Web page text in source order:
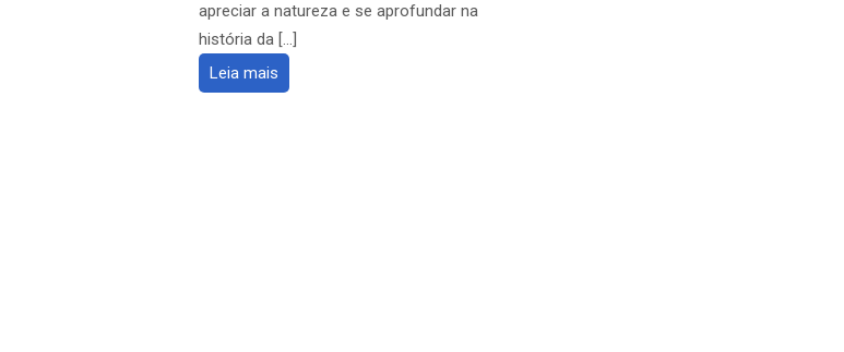
apreciar a natureza e se aprofundar na
história da […]
Leia mais